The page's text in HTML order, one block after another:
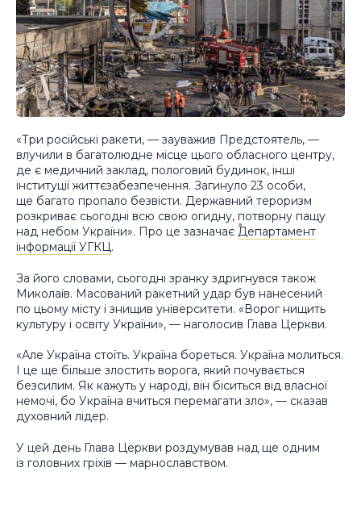
«Три російські ракети, — зауважив Предстоятель, —
влучили в багатолюдне місце цього обласного центру,
де є медичний заклад, пологовий будинок, інші
інституції життєзабезпечення. Загинуло 23 особи,
ще багато пропало безвісти. Державний тероризм
розкриває сьогодні всю свою огидну, потворну пащу
над небом України». Про це зазначаєДепартамент
інформації УГКЦ.
За його словами, сьогодні зранку здригнувся також
Миколаїв. Масований ракетний удар був нанесений
по цьому місту і знищив університети. «Ворог нищить
культуру і освіту України», — наголосив Глава Церкви.
«Але Україна стоїть. Україна бореться. Україна молиться.
І це ще більше злостить ворога, який почувається
безсилим. Як кажуть у народі, він біситься від власної
немочі, бо Україна вчиться перемагати зло», — сказав
духовний лідер.
У цей день Глава Церкви роздумував над ще одним
із головних гріхів — марнославством.